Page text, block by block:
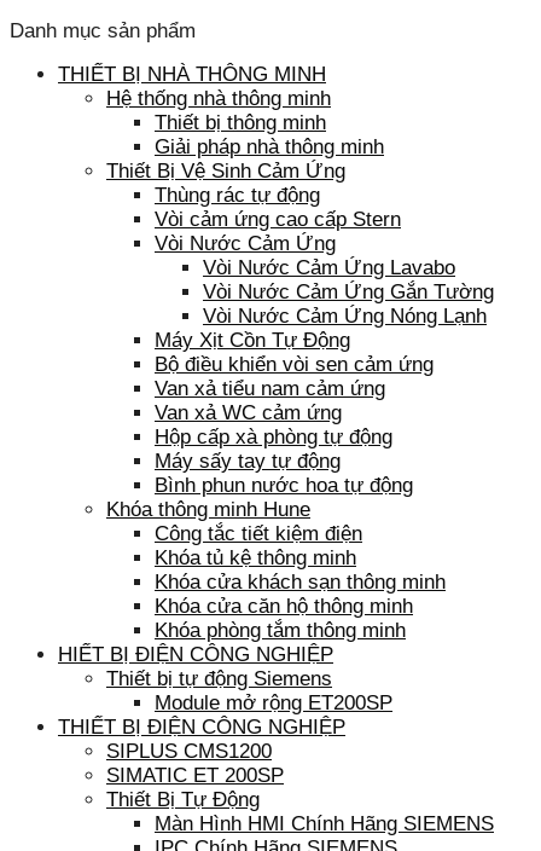
Danh mục sản phẩm
THIẾT BỊ NHÀ THÔNG MINH
Hệ thống nhà thông minh
Thiết bị thông minh
Giải pháp nhà thông minh
Thiết Bị Vệ Sinh Cảm Ứng
Thùng rác tự động
Vòi cảm ứng cao cấp Stern
Vòi Nước Cảm Ứng
Vòi Nước Cảm Ứng Lavabo
Vòi Nước Cảm Ứng Gắn Tường
Vòi Nước Cảm Ứng Nóng Lạnh
Máy Xịt Cồn Tự Động
Bộ điều khiển vòi sen cảm ứng
Van xả tiểu nam cảm ứng
Van xả WC cảm ứng
Hộp cấp xà phòng tự động
Máy sấy tay tự động
Bình phun nước hoa tự động
Khóa thông minh Hune
Công tắc tiết kiệm điện
Khóa tủ kệ thông minh
Khóa cửa khách sạn thông minh
Khóa cửa căn hộ thông minh
Khóa phòng tắm thông minh
HIẾT BỊ ĐIỆN CÔNG NGHIỆP
Thiết bị tự động Siemens
Module mở rộng ET200SP
THIẾT BỊ ĐIỆN CÔNG NGHIỆP
SIPLUS CMS1200
SIMATIC ET 200SP
Thiết Bị Tự Động
Màn Hình HMI Chính Hãng SIEMENS